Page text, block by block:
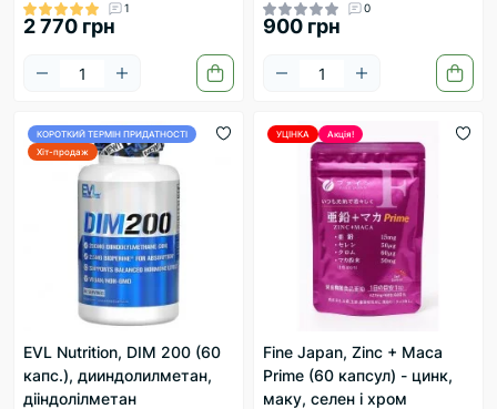
1
2 770 грн
0
900 грн
КОРОТКИЙ ТЕРМІН ПРИДАТНОСТІ
Хіт-продаж
EVL Nutrition, DIM 200 (60
капс.), дииндолилметан,
дііндолілметан
УЦІНКА Акція!
Fine Japan, Zinc + Maca
Prime (60 капсул) - цинк,
маку, селен і хром